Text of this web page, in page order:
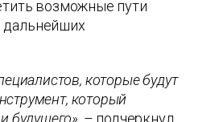
возможные пути
дальнейших
которые будут
который